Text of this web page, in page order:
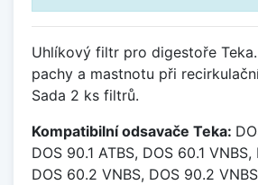
Uhlíkový filtr pro digestoře
pachy a mastnotu při
Sada 2 ks filtrů.
Kompatibilní odsavače Teka:
DOS 90.1 ATBS, DOS 60.1 VNBS,
DOS 60.2 VNBS, DOS 90.2